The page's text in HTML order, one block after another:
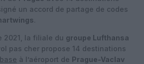
un accord de partage de codes
.
2021, la filiale du groupe Lufthansa
pas cher propose 14 destinations
à l’aéroport de Prague-Vaclav